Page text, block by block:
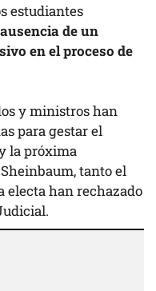
estudiantes
ausencia de un
en el proceso de
y ministros han
para gestar el
la próxima
tanto el
electa han rechazado